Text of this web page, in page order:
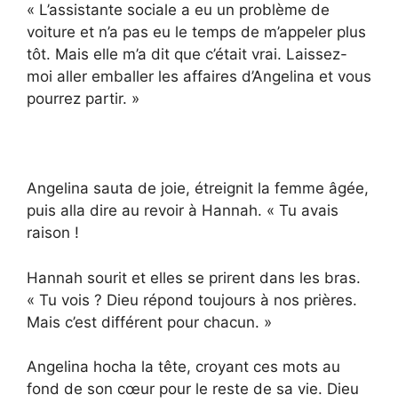
« L’assistante sociale a eu un problème de
voiture et n’a pas eu le temps de m’appeler plus
tôt. Mais elle m’a dit que c’était vrai. Laissez-
moi aller emballer les affaires d’Angelina et vous
pourrez partir. »
Angelina sauta de joie, étreignit la femme âgée,
puis alla dire au revoir à Hannah. « Tu avais
raison !
Hannah sourit et elles se prirent dans les bras.
« Tu vois ? Dieu répond toujours à nos prières.
Mais c’est différent pour chacun. »
Angelina hocha la tête, croyant ces mots au
fond de son cœur pour le reste de sa vie. Dieu